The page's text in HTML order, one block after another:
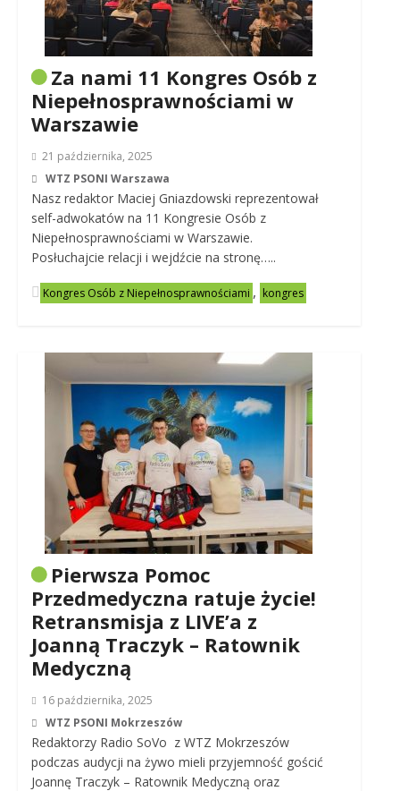
Za nami 11 Kongres Osób z
Niepełnosprawnościami w
Warszawie
21 października, 2025
WTZ PSONI Warszawa
Nasz redaktor Maciej Gniazdowski reprezentował
self-adwokatów na 11 Kongresie Osób z
Niepełnosprawnościami w Warszawie.
Posłuchajcie relacji i wejdźcie na stronę…..
Kongres Osób z Niepełnosprawnościami , kongres
Pierwsza Pomoc
Przedmedyczna ratuje życie!
Retransmisja z LIVE’a z
Joanną Traczyk – Ratownik
Medyczną
16 października, 2025
WTZ PSONI Mokrzeszów
Redaktorzy Radio SoVo z WTZ Mokrzeszów
podczas audycji na żywo mieli przyjemność gościć
Joannę Traczyk – Ratownik Medyczną oraz